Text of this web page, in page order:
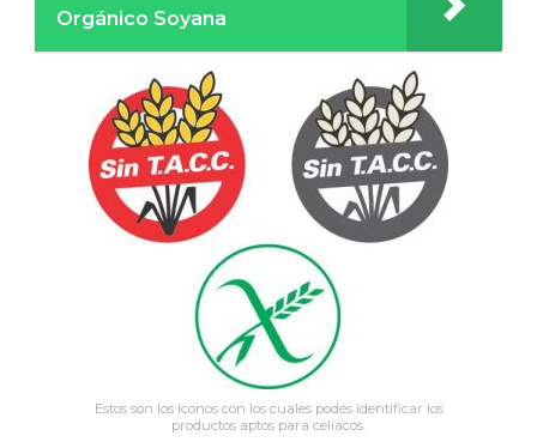
Orgánico Soyana
Estos son los íconos con los cuales podés identificar los
productos aptos para celíacos.